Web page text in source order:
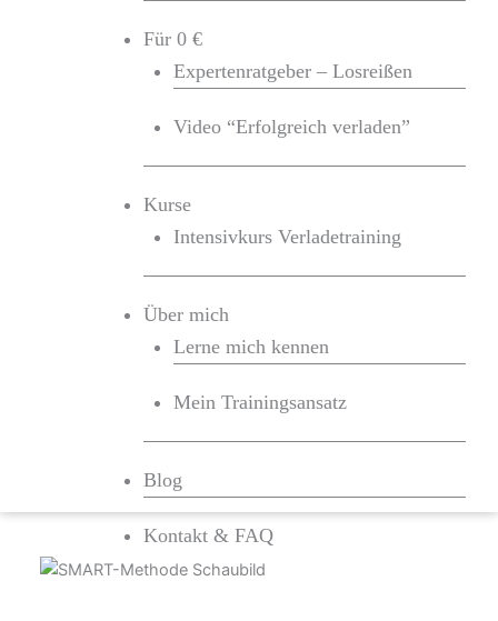
Für 0 €
Expertenratgeber – Losreißen
Video “Erfolgreich verladen”
Kurse
Intensivkurs Verladetraining
Über mich
Lerne mich kennen
Mein Trainingsansatz
Blog
Kontakt & FAQ